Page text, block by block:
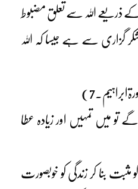
ذریعے اللہ سے تعلق مضبوط
شکر گزاری سے ہے جیسا کہ اللہ
گے تو میں تمہیں اور زیادہ عطا
بنا کر زندگی کو خوبصورت